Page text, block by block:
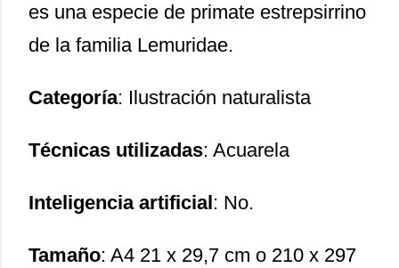
es una especie de primate estrepsirrino
de la familia Lemuridae.
Categoría: Ilustración naturalista
Técnicas utilizadas: Acuarela
Inteligencia artificial : No.
Tamaño: A4 21 x 29,7 cm o 210 x 297